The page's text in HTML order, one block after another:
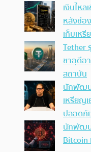
เงินไห
หลังช่อ
เก็บเห
Tether
ซาอุดีอ
สถาบัน
นักพัฒน
เหรียญ
ปลอดภั
นักพัฒน
Bitcoin